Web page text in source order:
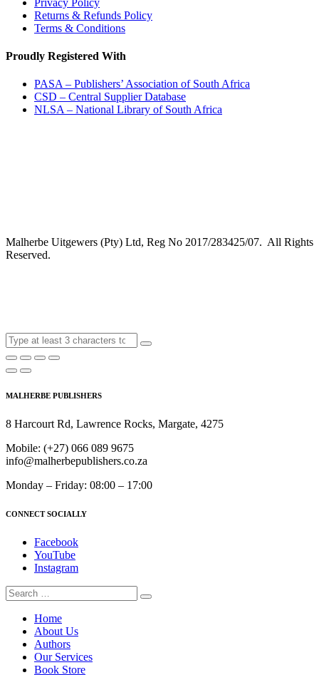
Privacy Policy
Returns & Refunds Policy
Terms & Conditions
Proudly Registered With
PASA – Publishers’ Association of South Africa
CSD – Central Supplier Database
NLSA – National Library of South Africa
Malherbe Uitgewers (Pty) Ltd, Reg No 2017/283425/07. All Rights
Reserved.
MALHERBE PUBLISHERS
8 Harcourt Rd, Lawrence Rocks, Margate, 4275
Mobile: (+27) 066 089 9675
info@malherbepublishers.co.za
Monday – Friday: 08:00 – 17:00
CONNECT SOCIALLY
Facebook
YouTube
Instagram
Home
About Us
Authors
Our Services
Book Store